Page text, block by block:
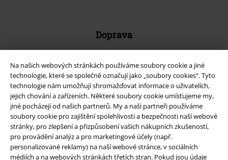
Na našich webových stránkách používáme soubory cookie a jiné
technologie, které se společně označují jako „soubory cookies“. Tyto
technologie nám umožňují shromažďovat informace o uživatelích,
jejich chování a zařízeních. Některé soubory cookie umísťujeme my,
jiné pocházejí od našich partnerů. My a naši partneři používáme
soubory cookie pro zajištění spolehlivosti a bezpečnosti naší webové
stránky, pro zlepšení a přizpůsobení vašich nákupních zkušeností,
pro provádění analýz a pro marketingové účely (např.
personalizované reklamy) na naší webové stránce, v sociálních
médiích a na webových stránkách třetích stran. Pokud jsou údaje
Doprava
Balíkovna Balík Do ruky
EMP aplikaci
Stáhněte si novou EMP aplikaci zdarma a využijte všechny nové
funkce a výhody!